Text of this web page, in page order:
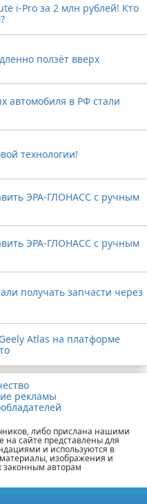
i-Pro за 2 млн рублей! Кто
ползёт вверх
автомобиля в РФ стали
технологии!
ЭРА-ГЛОНАСС с ручным
ЭРА-ГЛОНАСС с ручным
получать запчасти через
Atlas на платформе
рекламы
либо прислана нашими
сайте представлены для
и используются в
изображения и
авторам